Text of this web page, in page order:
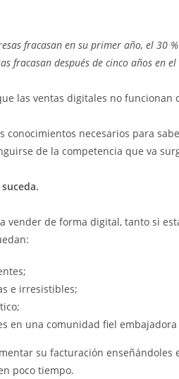
fracasan en su primer año, el 30
fracasan después de cinco años en el
las ventas digitales no funcionan
conocimientos necesarios para
de la competencia que va
vender de forma digital, tanto si
e irresistibles;
en una comunidad fiel embajadora
su facturación
poco tiempo.